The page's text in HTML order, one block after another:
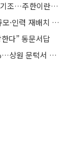
HMM, 나무호 외부 공격 확인에도 신중 기조…주한이란대사도 침묵
HMM, 본사 ‘부산행’ 확정…이전 시기·규모·인력 재배치 변수
다” 동문서답
美 클래리티 법안 연내 통과 가능성 13%…상원 문턱서 제동